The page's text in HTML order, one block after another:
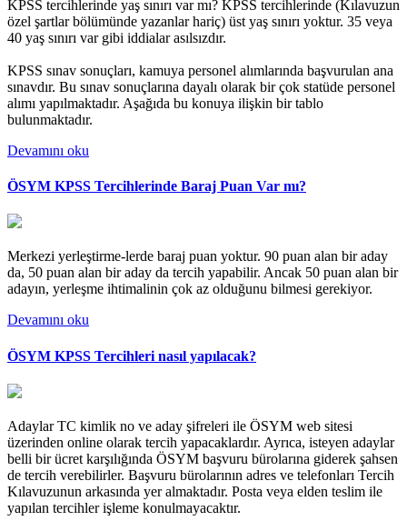
KPSS tercihlerinde yaş sınırı var mı? KPSS tercihlerinde (Kılavuzun
özel şartlar bölümünde yazanlar hariç) üst yaş sınırı yoktur. 35 veya
40 yaş sınırı var gibi iddialar asılsızdır.
KPSS sınav sonuçları, kamuya personel alımlarında başvurulan ana
sınavdır. Bu sınav sonuçlarına dayalı olarak bir çok statüde personel
alımı yapılmaktadır. Aşağıda bu konuya ilişkin bir tablo
bulunmaktadır.
Devamını oku
ÖSYM KPSS Tercihlerinde Baraj Puan Var mı?
Merkezi yerleştirme-lerde baraj puan yoktur. 90 puan alan bir aday
da, 50 puan alan bir aday da tercih yapabilir. Ancak 50 puan alan bir
adayın, yerleşme ihtimalinin çok az olduğunu bilmesi gerekiyor.
Devamını oku
ÖSYM KPSS Tercihleri nasıl yapılacak?
Adaylar TC kimlik no ve aday şifreleri ile ÖSYM web sitesi
üzerinden online olarak tercih yapacaklardır. Ayrıca, isteyen adaylar
belli bir ücret karşılığında ÖSYM başvuru bürolarına giderek şahsen
de tercih verebilirler. Başvuru bürolarının adres ve telefonları Tercih
Kılavuzunun arkasında yer almaktadır. Posta veya elden teslim ile
yapılan tercihler işleme konulmayacaktır.